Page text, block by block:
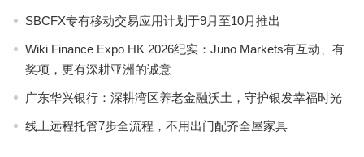
SBCFX专有移动交易应用计划于9月至10月推出
Wiki Finance Expo HK 2026纪实：Juno Markets有互动、有
奖项，更有深耕亚洲的诚意
广东华兴银行：深耕湾区养老金融沃土，守护银发幸福时光
线上远程托管7步全流程，不用出门配齐全屋家具